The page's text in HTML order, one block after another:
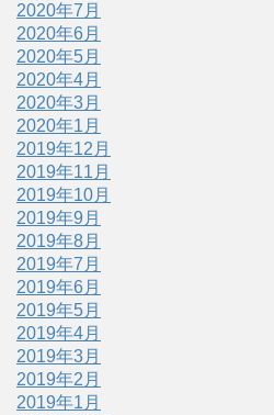
2020年7月
2020年6月
2020年5月
2020年4月
2020年3月
2020年1月
2019年12月
2019年11月
2019年10月
2019年9月
2019年8月
2019年7月
2019年6月
2019年5月
2019年4月
2019年3月
2019年2月
2019年1月